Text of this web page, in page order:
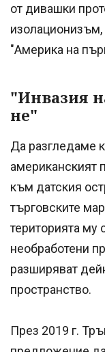
от дивашки
"Америка на
"Инвазия
не"
Да разгледаме
американският
към датския
търговските
територията му
необработени
разширяват
пространство.
През 2019 г.